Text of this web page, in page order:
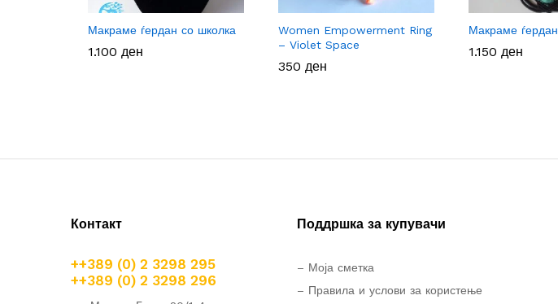
Макраме ѓердан со школка
1.100 ден
1.100 ден
Women Empowerment Ring
– Violet Space
350 ден
350 ден
Макраме ѓердан
1.150 ден
1.150 ден
Контакт
++389 (0) 2 3298 295
++389 (0) 2 3298 296
Поддршка за купувачи
– Моја сметка
– Правила и услови за користење